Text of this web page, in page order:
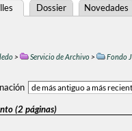
Dossier Novedades
> Servicio de Archivo>
Fondo
(2 páginas)